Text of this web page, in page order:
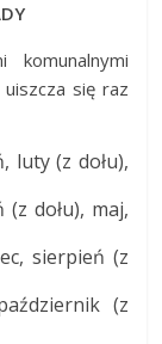
komunalnymi
się raz
luty (z dołu),
(z dołu), maj,
sierpień (z
(z